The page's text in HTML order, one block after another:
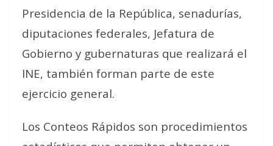
Presidencia de la República, senadurías,
diputaciones federales, Jefatura de
Gobierno y gubernaturas que realizará el
INE, también forman parte de este
ejercicio general.
Los Conteos Rápidos son procedimientos